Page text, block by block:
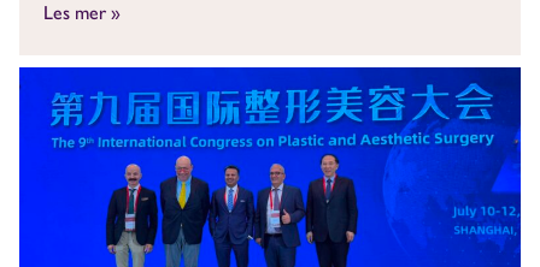
Les mer »